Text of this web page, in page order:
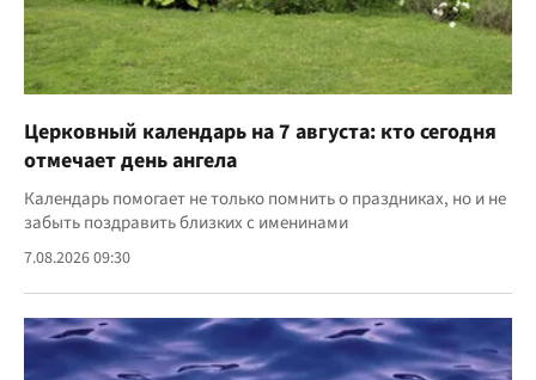
Церковный календарь на 7 августа: кто сегодня
отмечает день ангела
Календарь помогает не только помнить о праздниках, но и не
забыть поздравить близких с именинами
7.08.2026 09:30